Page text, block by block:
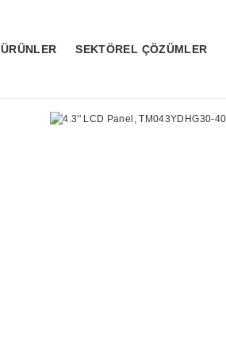
ÜRÜNLER SEKTÖREL ÇÖZÜMLER